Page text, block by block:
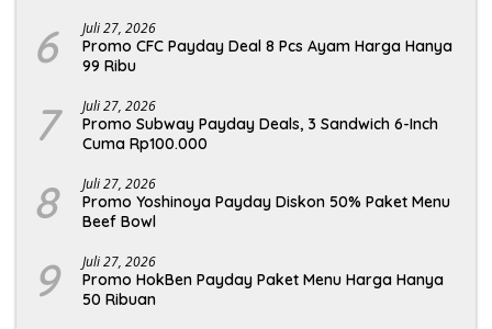
6 Juli 27, 2026
Promo CFC Payday Deal 8 Pcs Ayam Harga Hanya
99 Ribu
7 Juli 27, 2026
Promo Subway Payday Deals, 3 Sandwich 6-Inch
Cuma Rp100.000
8 Juli 27, 2026
Promo Yoshinoya Payday Diskon 50% Paket Menu
Beef Bowl
9 Juli 27, 2026
Promo HokBen Payday Paket Menu Harga Hanya
50 Ribuan